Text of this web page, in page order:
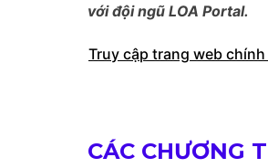
với đội ngũ LOA Portal.
Truy cập trang web
CÁC CHƯƠNG